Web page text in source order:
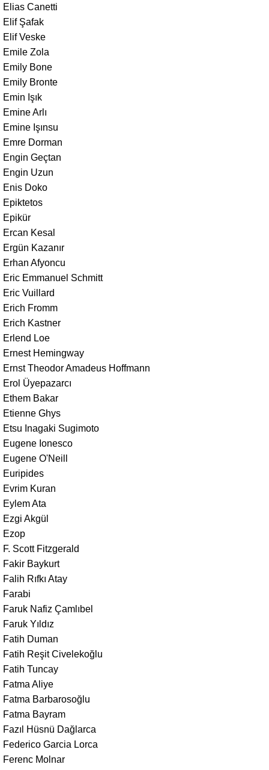
Elias Canetti
Elif Şafak
Elif Veske
Emile Zola
Emily Bone
Emily Bronte
Emin Işık
Emine Arlı
Emine Işınsu
Emre Dorman
Engin Geçtan
Engin Uzun
Enis Doko
Epiktetos
Epikür
Ercan Kesal
Ergün Kazanır
Erhan Afyoncu
Eric Emmanuel Schmitt
Eric Vuillard
Erich Fromm
Erich Kastner
Erlend Loe
Ernest Hemingway
Ernst Theodor Amadeus Hoffmann
Erol Üyepazarcı
Ethem Bakar
Etienne Ghys
Etsu Inagaki Sugimoto
Eugene Ionesco
Eugene O'Neill
Euripides
Evrim Kuran
Eylem Ata
Ezgi Akgül
Ezop
F. Scott Fitzgerald
Fakir Baykurt
Falih Rıfkı Atay
Farabi
Faruk Nafiz Çamlıbel
Faruk Yıldız
Fatih Duman
Fatih Reşit Civelekoğlu
Fatih Tuncay
Fatma Aliye
Fatma Barbarosoğlu
Fatma Bayram
Fazıl Hüsnü Dağlarca
Federico Garcia Lorca
Ferenc Molnar